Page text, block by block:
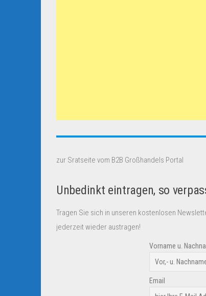
zur Sratseite vom B2B Großhandels Portal
Unbedinkt eintragen, so
Tragen Sie sich in unseren kostenlosen
jederzeit wieder austragen!
Vorname u.
Email